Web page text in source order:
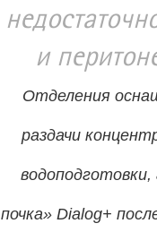
и
Отделения
раздачи
почка» Dialog+